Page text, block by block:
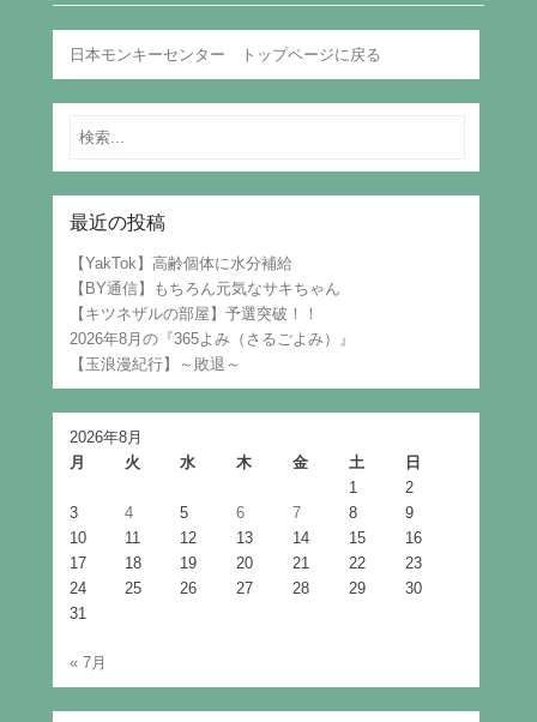
日本モンキーセンター トップページに戻る
Search
最近の投稿
【YakTok】高齢個体に水分補給
【BY通信】もちろん元気なサキちゃん
【キツネザルの部屋】予選突破！！
2026年8月の『365よみ（さるごよみ）』
【玉浪漫紀行】～敗退～
2026年8月
月
火 水 木 金 土
日
1
2
3
4 5 6 7 8
9
10
11 12 13 14 15
16
17
18 19 20 21 22
23
24
25 26 27 28 29
30
31
« 7月